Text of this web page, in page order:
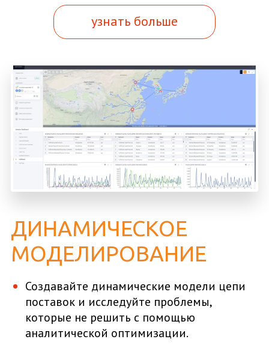
узнать больше
ДИНАМИЧЕСКОЕ
МОДЕЛИРОВАНИЕ
Создавайте динамические модели цепи
поставок и исследуйте проблемы,
которые не решить с помощью
аналитической оптимизации.